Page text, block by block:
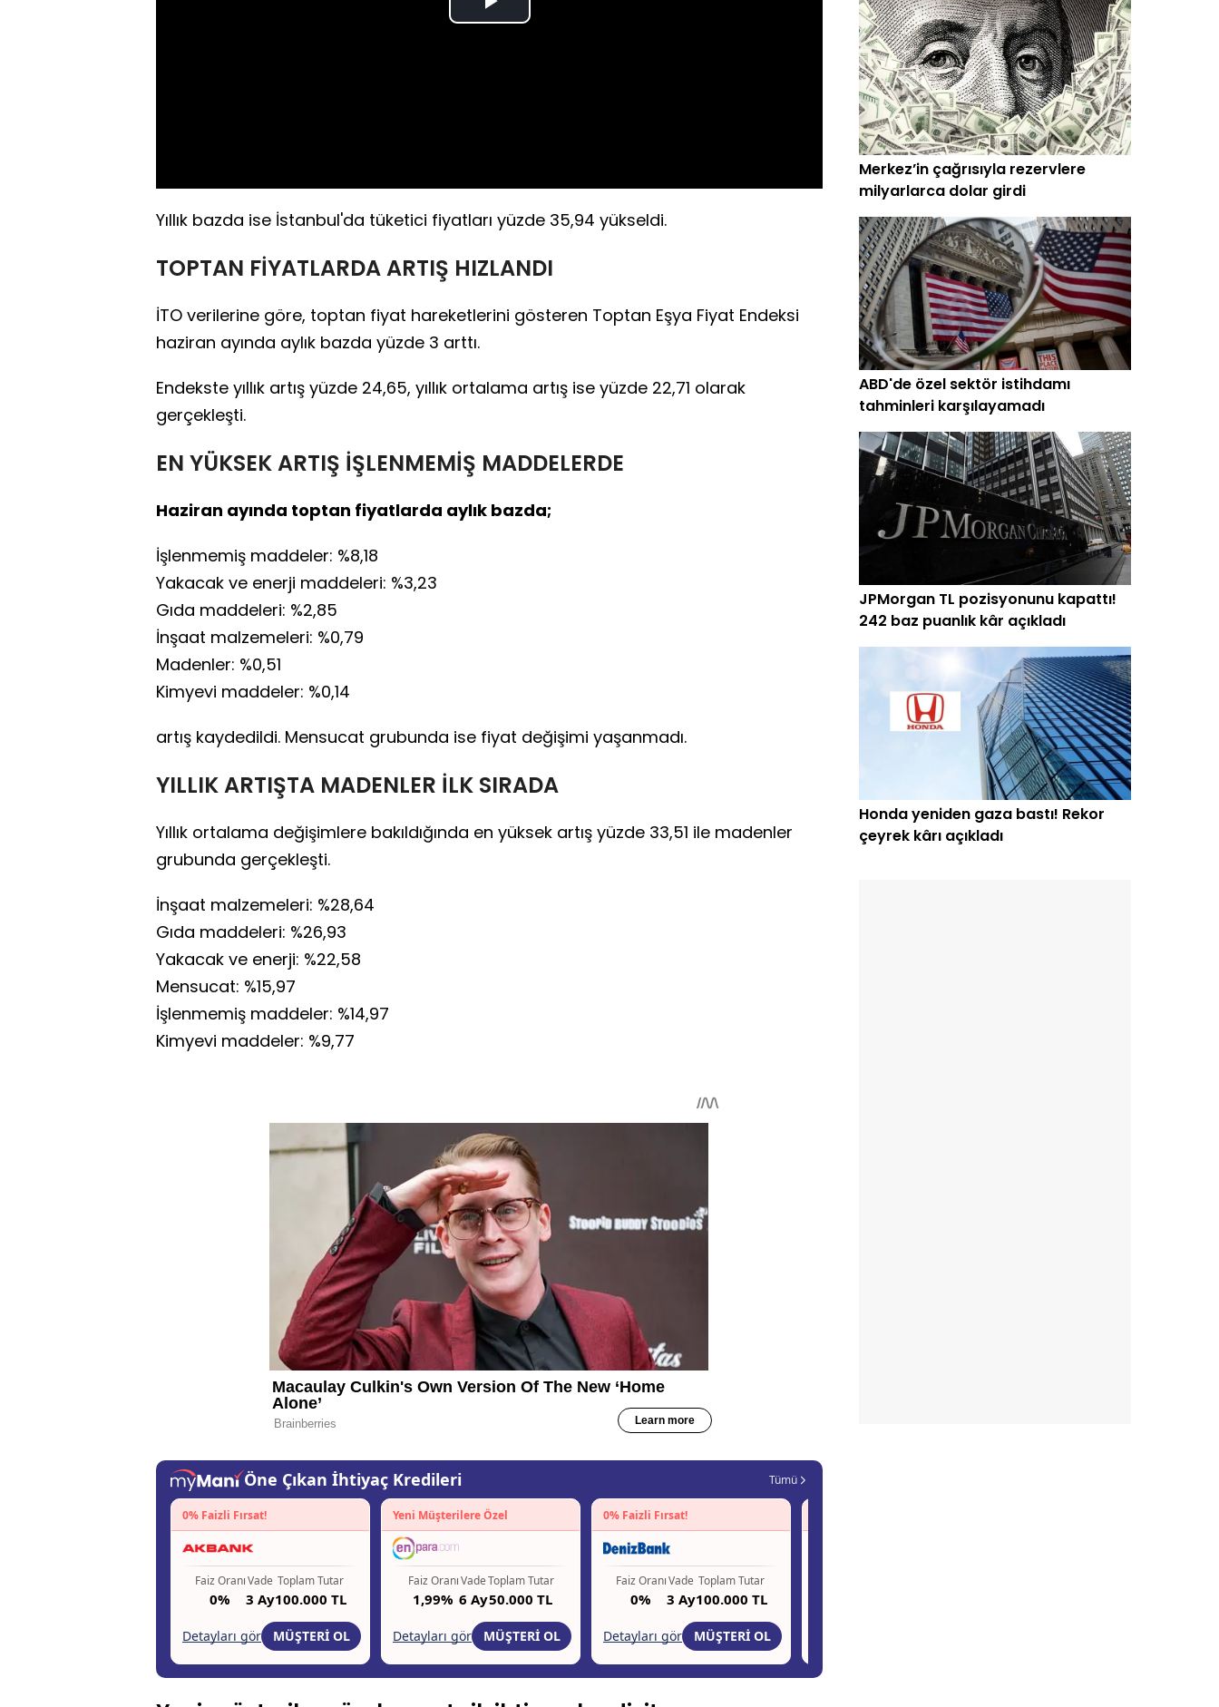
Play
Yıllık bazda ise İstanbul'da tüketici fiyatları yüzde 35,94 yükseldi.
TOPTAN FİYATLARDA ARTIŞ HIZLANDI
İTO verilerine göre, toptan fiyat hareketlerini gösteren Toptan Eşya Fiyat Endeksi
haziran ayında aylık bazda yüzde 3 arttı.
Endekste yıllık artış yüzde 24,65, yıllık ortalama artış ise yüzde 22,71 olarak
gerçekleşti.
EN YÜKSEK ARTIŞ İŞLENMEMİŞ MADDELERDE
Haziran ayında toptan fiyatlarda aylık bazda;
İşlenmemiş maddeler: %8,18
Yakacak ve enerji maddeleri: %3,23
Gıda maddeleri: %2,85
İnşaat malzemeleri: %0,79
Madenler: %0,51
Kimyevi maddeler: %0,14
artış kaydedildi. Mensucat grubunda ise fiyat değişimi yaşanmadı.
YILLIK ARTIŞTA MADENLER İLK SIRADA
Yıllık ortalama değişimlere bakıldığında en yüksek artış yüzde 33,51 ile madenler
grubunda gerçekleşti.
İnşaat malzemeleri: %28,64
Gıda maddeleri: %26,93
Yakacak ve enerji: %22,58
Mensucat: %15,97
İşlenmemiş maddeler: %14,97
Kimyevi maddeler: %9,77
Merkez’in çağrısıyla rezervlere
milyarlarca dolar girdi
ABD'de özel sektör istihdamı
tahminleri karşılayamadı
JPMorgan TL pozisyonunu kapattı!
242 baz puanlık kâr açıkladı
Honda yeniden gaza bastı! Rekor
çeyrek kârı açıkladı